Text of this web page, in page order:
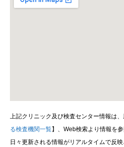
上記クリニック及び検査センター情報は
る検査機関一覧】、Web検索より情報を
日々更新される情報がリアルタイムで反